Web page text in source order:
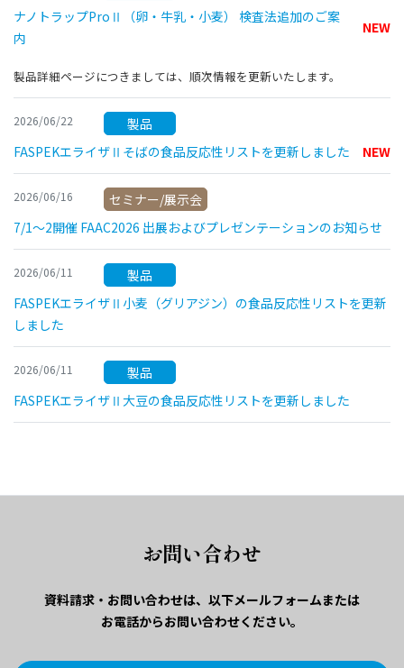
ナノトラップProⅡ（卵・牛乳・小麦） 検査法追加のご案
内
NEW
製品詳細ページにつきましては、順次情報を更新いたします。
2026/06/22
製品
FASPEKエライザⅡそばの食品反応性リストを更新しました NEW
2026/06/16
セミナー/展示会
7/1～2開催 FAAC2026 出展およびプレゼンテーションのお知らせ
2026/06/11
製品
FASPEKエライザⅡ小麦（グリアジン）の食品反応性リストを更新
しました
2026/06/11
製品
FASPEKエライザⅡ大豆の食品反応性リストを更新しました
お問い合わせ
資料請求・お問い合わせは、 以下メールフォームまたは
お電話からお問い合わせください。